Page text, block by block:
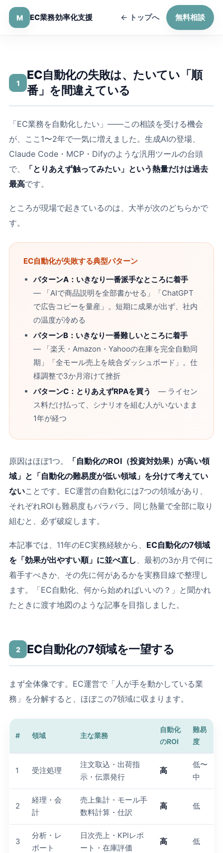
M EC業務効率化支援 ← トップへ 無料相談
1
EC自動化の失敗は、たいてい「順
番」を間違えている
「EC業務を自動化したい」――この相談を受ける機会
が、ここ1〜2年で一気に増えました。生成AIの登場、
Claude Code・MCP・Difyのような汎用ツールの台頭
で、
「とりあえず触ってみたい」という熱量だけは過去
最高です。
ところが現場で起きているのは、大半が次のどちらかで
す。
EC自動化が失敗する典型パターン
パターンA：いきなり一番派手なところに着手
― 「AIで商品説明を全部書かせる」「ChatGPT
で広告コピーを量産」。短期に成果が出ず、社内
の温度が冷める
パターンB：いきなり一番難しいところに着手
― 「楽天・Amazon・Yahooの在庫を完全自動同
期」「全モール売上を統合ダッシュボード」。仕
様調整で3か月溶けて挫折
パターンC：とりあえずRPAを買う
― ライセン
ス料だけ払って、シナリオを組む人がいないまま
1年が経つ
原因はほぼ1つ。
「自動化のROI（投資対効果）が高い領
域」と「自動化の難易度が低い領域」を分けて考えてい
ないことです。EC運営の自動化には7つの領域があり、
それぞれROIも難易度もバラバラ。同じ熱量で全部に取り
組むと、必ず破綻します。
本記事では、11年のEC実務経験から、 EC自動化の7領域
を「効果が出やすい順」に並べ直し 、最初の3か月で何に
着手すべきか、その先に何があるかを実務目線で整理し
ます。「EC自動化、何から始めればいいの？」と聞かれ
たときに渡す地図のような記事を目指しました。
2 EC自動化の7領域を一望する
まず全体像です。EC運営で「人が手を動かしている業
務」を分解すると、ほぼこの7領域に収まります。
# 領域 主な業務
自動化
のROI
難易
度
1 受注処理
注文取込・出荷指
示・伝票発行
高
低〜
中
2
経理・会
計
売上集計・モール手
数料計算・仕訳
高 低
3
分析・レ
ポート
日次売上・KPIレポ
ート・在庫評価
高 低